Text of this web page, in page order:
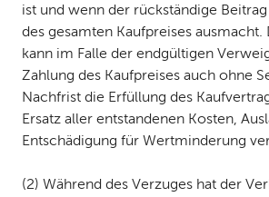
ist und wenn der rückständige Beitrag
des gesamten Kaufpreises
kann im Falle der endgültigen
Zahlung des Kaufpreises auch ohne
Nachfrist die Erfüllung des
Ersatz aller entstandenen Kosten,
Entschädigung für Wertminderung
(2) Während des Verzuges hat der